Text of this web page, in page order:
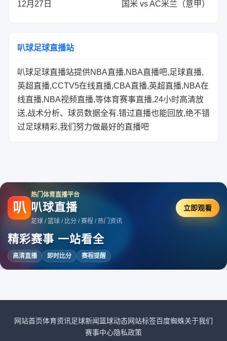
12月27日 国米 vs AC米兰（意甲）
叭球足球直播站
叭球足球直播站提供NBA直播,NBA直播吧,足球直播,
英超直播,CCTV5在线直播,CBA直播,英超直播,NBA在
线直播,NBA视频直播,等体育赛事直播,24小时高清放
送,战术分析、球员数据全有.错过直播也能回放,绝不错
过足球精彩,我们努力做最好的直播吧
叭
热门体育直播平台
叭球直播
足球 / 篮球 / 比分 / 赛程 / 热门资讯
精彩赛事 一站看全
高清直播 即时比分 赛程提醒
立即观看
网站首页体育资讯 足球新闻篮球动态网站标签百度蜘蛛关于我们
赛事中心隐私政策